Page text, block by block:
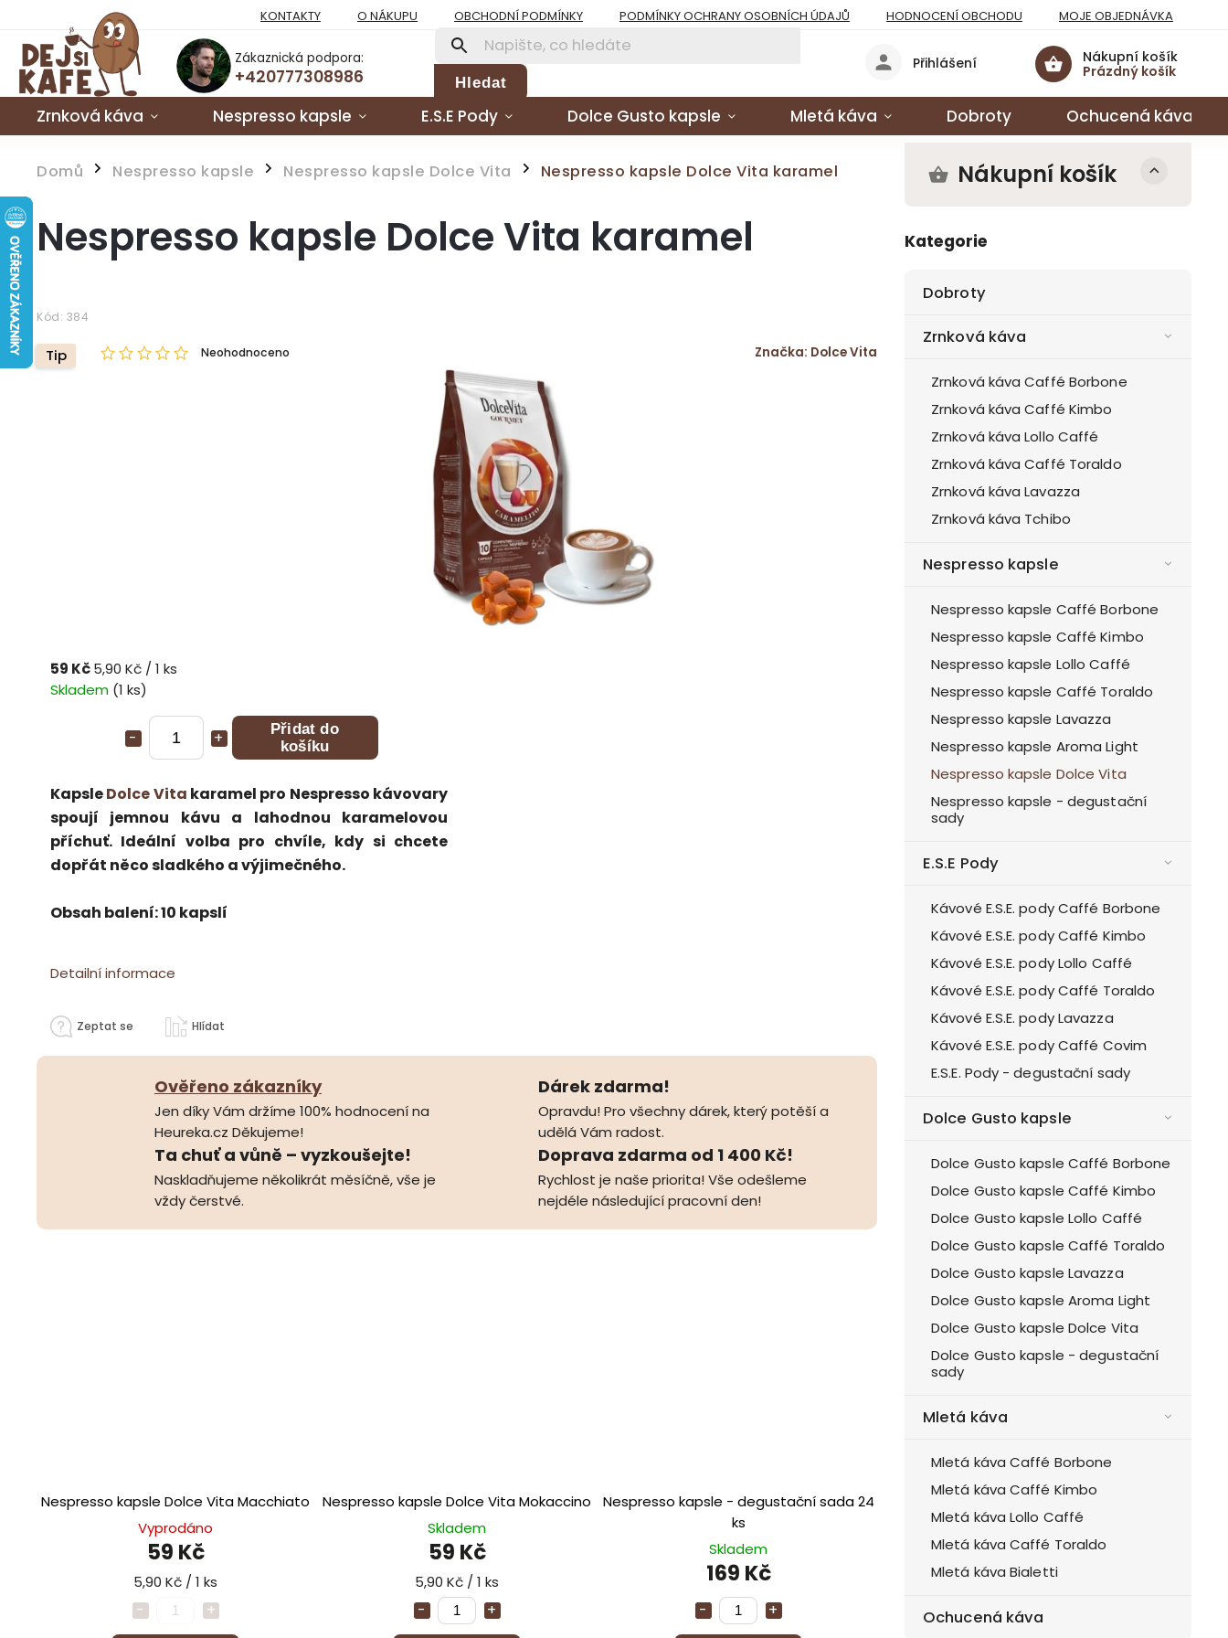
KONTAKTY O NÁKUPU OBCHODNÍ PODMÍNKY PODMÍNKY OCHRANY OSOBNÍCH ÚDAJŮ HODNOCENÍ OBCHODU MOJE OBJEDNÁVKA
Zákaznická podpora:
+420777308986 Hledat
Nákupní košík
Prázdný košík
Přihlášení
Zrnková káva Nespresso kapsle E.S.E Pody Dolce Gusto kapsle Mletá káva Dobroty Ochucená káva
Domů / Nespresso kapsle / Nespresso kapsle Dolce Vita / Nespresso kapsle Dolce Vita karamel Nákupní košík
Kategorie
Dobroty
Zrnková káva
Zrnková káva Caffé Borbone
Zrnková káva Caffé Kimbo
Zrnková káva Lollo Caffé
Zrnková káva Caffé Toraldo
Zrnková káva Lavazza
Zrnková káva Tchibo
Nespresso kapsle
Nespresso kapsle Caffé Borbone
Nespresso kapsle Caffé Kimbo
Nespresso kapsle Lollo Caffé
Nespresso kapsle Caffé Toraldo
Nespresso kapsle Lavazza
Nespresso kapsle Aroma Light
Nespresso kapsle Dolce Vita
Nespresso kapsle - degustační
sady
E.S.E Pody
Kávové E.S.E. pody Caffé Borbone
Kávové E.S.E. pody Caffé Kimbo
Kávové E.S.E. pody Lollo Caffé
Kávové E.S.E. pody Caffé Toraldo
Kávové E.S.E. pody Lavazza
Kávové E.S.E. pody Caffé Covim
E.S.E. Pody - degustační sady
Dolce Gusto kapsle
Dolce Gusto kapsle Caffé Borbone
Dolce Gusto kapsle Caffé Kimbo
Dolce Gusto kapsle Lollo Caffé
Dolce Gusto kapsle Caffé Toraldo
Dolce Gusto kapsle Lavazza
Dolce Gusto kapsle Aroma Light
Dolce Gusto kapsle Dolce Vita
Dolce Gusto kapsle - degustační
sady
Mletá káva
Mletá káva Caffé Borbone
Mletá káva Caffé Kimbo
Mletá káva Lollo Caffé
Mletá káva Caffé Toraldo
Mletá káva Bialetti
Ochucená káva
Nespresso kapsle Dolce Vita karamel
Kód: 384
Tip Neohodnoceno Značka: Dolce Vita
59 Kč5,90 Kč / 1 ks
Skladem (1 ks)
Přidat do
košíku
KapsleDolce Vita karamel pro Nespresso kávovary
spoují jemnou kávu a lahodnou karamelovou
příchuť. Ideální volba pro chvíle, kdy si chcete
dopřát něco sladkého a výjimečného.
Obsah balení: 10 kapslí
Detailní informace
Zeptat se Hlídat
Ověřeno zákazníky
Jen díky Vám držíme 100% hodnocení na
Heureka.cz Děkujeme!
Dárek zdarma!
Opravdu! Pro všechny dárek, který potěší a
udělá Vám radost.
Ta chuť a vůně – vyzkoušejte!
Naskladňujeme několikrát měsíčně, vše je
vždy čerstvé.
Doprava zdarma od 1 400 Kč!
Rychlost je naše priorita! Vše odešleme
nejdéle následující pracovní den!
Nespresso kapsle Dolce Vita Macchiato
Vyprodáno
59 Kč
5,90 Kč / 1 ks
Nespresso kapsle Dolce Vita Mokaccino
Skladem
59 Kč
5,90 Kč / 1 ks
Nespresso kapsle - degustační sada 24
ks
Skladem
169 Kč